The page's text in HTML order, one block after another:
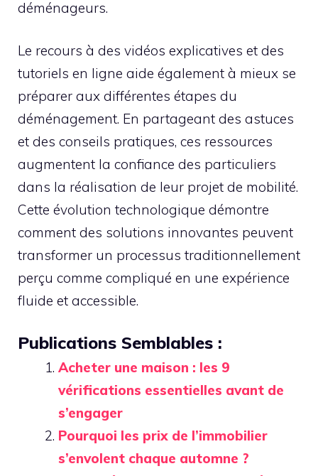
déménageurs.
Le recours à des vidéos explicatives et des
tutoriels en ligne aide également à mieux se
préparer aux différentes étapes du
déménagement. En partageant des astuces
et des conseils pratiques, ces ressources
augmentent la confiance des particuliers
dans la réalisation de leur projet de mobilité.
Cette évolution technologique démontre
comment des solutions innovantes peuvent
transformer un processus traditionnellement
perçu comme compliqué en une expérience
fluide et accessible.
Publications Semblables :
Acheter une maison : les 9
vérifications essentielles avant de
s’engager
Pourquoi les prix de l’immobilier
s’envolent chaque automne ?